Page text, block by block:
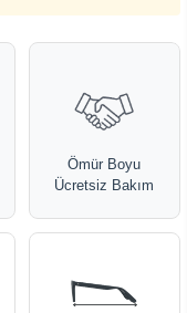
Ömür Boyu
Ücretsiz Bakım